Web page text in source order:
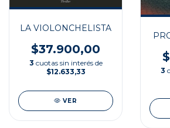
LA VIOLONCHELISTA
$37.900,00
3 cuotas sin interés de
$12.633,33
VER
3